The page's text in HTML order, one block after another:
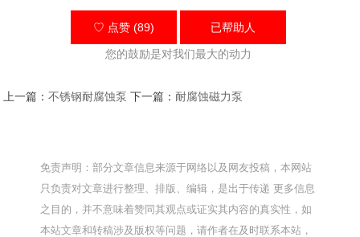
♡ 点赞 (89) 已帮助 人
您的鼓励是对我们最大的动力
上一篇：不锈钢耐腐蚀泵 下一篇： 耐腐蚀磁力泵
免责声明：部分文章信息来源于网络以及网友投稿，本网站
只负责对文章进行整理、排版、编辑，是出于传递 更多信息
之目的，并不意味着赞同其观点或证实其内容的真实性，如
本站文章和转稿涉及版权等问题，请作者在及时联系本站，